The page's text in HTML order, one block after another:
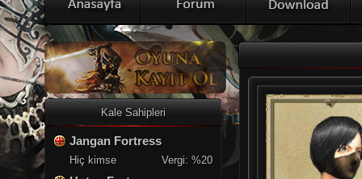
Kale Sahipleri
Jangan Fortress
Hiç kimse Vergi: %20